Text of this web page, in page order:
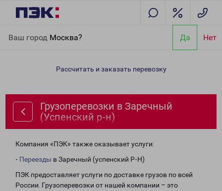
Ваш город Москва? Да Нет
(Успенский р-н)
Рассчитать и заказать перевозку
Грузоперевозки в Заречный
(Успенский р-н)
Компания «ПЭК» также оказывает услуги:
- Переезды в Заречный (успенский Р-Н)
ПЭК предоставляет услуги по доставке грузов по всей
России. Грузоперевозки от нашей компании – это